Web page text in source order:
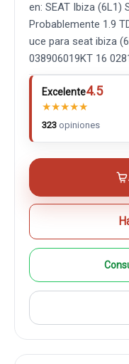
en: SEAT Ibiza (6L1)
Probablemente 1.9
uce para seat ibiza
038906019KT 16
Excelente4.5
★★★★★
323 opiniones